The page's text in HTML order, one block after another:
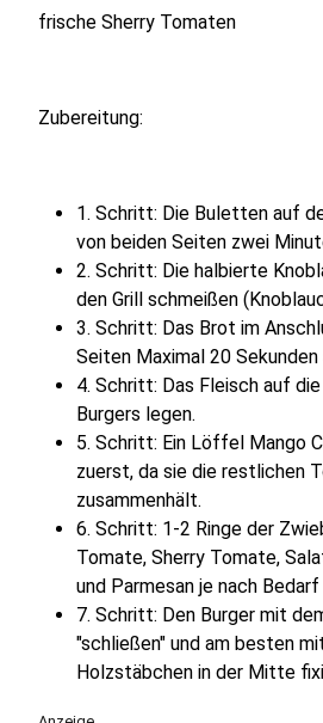
frische Sherry Tomaten
Zubereitung:
1. Schritt: Die Buletten auf
von beiden Seiten zwei
2. Schritt: Die halbierte
den Grill schmeißen
3. Schritt: Das Brot im
Seiten Maximal 20 Sekunden
4. Schritt: Das Fleisch auf
Burgers legen.
5. Schritt: Ein Löffel Mango
zuerst, da sie die restlichen
zusammenhält.
6. Schritt: 1-2 Ringe der
Tomate, Sherry Tomate,
und Parmesan je nach
7. Schritt: Den Burger mit
"schließen" und am besten
Holzstäbchen in der Mitte